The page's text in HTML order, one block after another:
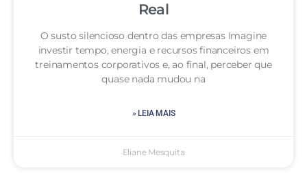
Real
O susto silencioso dentro das empresas Imagine
investir tempo, energia e recursos financeiros em
treinamentos corporativos e, ao final, perceber que
quase nada mudou na
» LEIA MAIS
Eliane Mesquita